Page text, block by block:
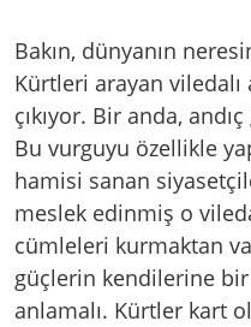
Bakın, dünyanın
Kürtleri arayan
çıkıyor. Bir anda,
Bu vurguyu özellikle
hamisi sanan
meslek edinmiş o
cümleleri kurmaktan
güçlerin kendilerine bir
anlamalı. Kürtler kart